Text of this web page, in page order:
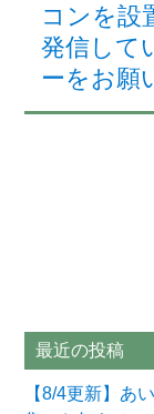
コンを設
発信して
ーをお願
最近の投稿
【8/4更新】あ